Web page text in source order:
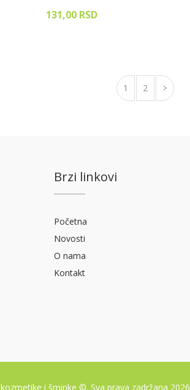
131,00 RSD
1 2 >
Brzi linkovi
Početna
Novosti
O nama
Kontakt
i šminke ©. Sva prava zadržana 2026